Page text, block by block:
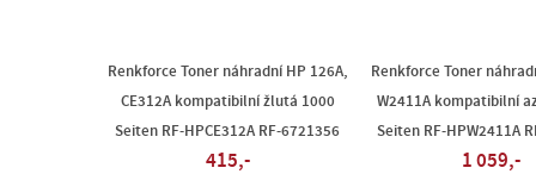
Renkforce Toner náhradní HP 126A,
CE312A kompatibilní žlutá 1000
Seiten RF-HPCE312A RF-6721356
415,-
Renkforce Toner
W2411A kompatibilní
Seiten RF-HPW2411A
1 059,-